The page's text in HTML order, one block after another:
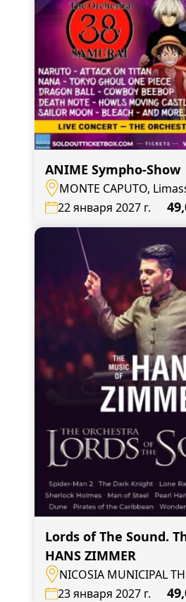
ANIME Sympho-Show
MONTE CAPUTO,
22 января 2027 г.
Lords of The Sound.
HANS ZIMMER
NICOSIA MUNICIPAL
Nicosia, Mouseiou
23 января 2027 г.